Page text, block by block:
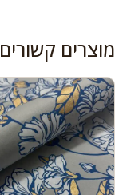
מוצרים קשורים